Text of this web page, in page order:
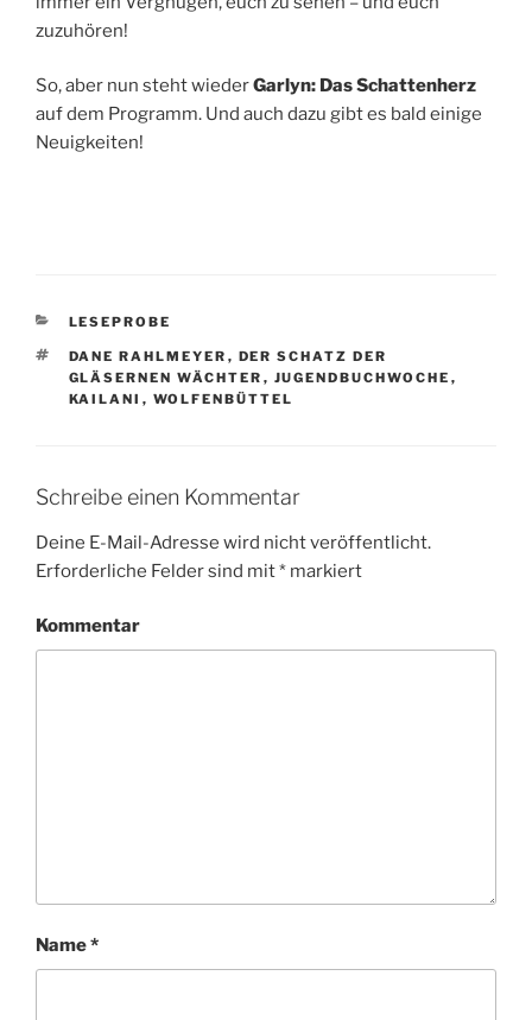
zuzuhören!
So, aber nun steht wiederGarlyn: Das Schattenherz
auf dem Programm. Und auch dazu gibt es bald einige
Neuigkeiten!
KATEGORIEN
LESEPROBE
SCHLAGWÖRTER
DANE RAHLMEYER , DER SCHATZ DER
GLÄSERNEN WÄCHTER , JUGENDBUCHWOCHE ,
KAILANI , WOLFENBÜTTEL
Schreibe einen Kommentar
Deine E-Mail-Adresse wird nicht veröffentlicht.
Erforderliche Felder sind mit* markiert
Kommentar
Name*